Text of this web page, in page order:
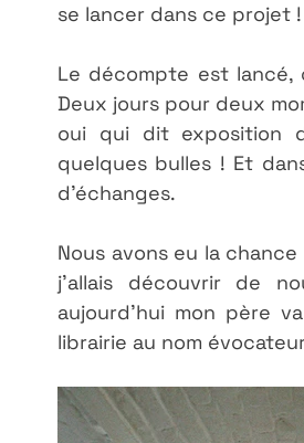
se lancer dans ce projet !
Le décompte est lancé,
Deux jours pour deux
oui qui dit exposition
quelques bulles ! Et
d'échanges.
Nous avons eu la
j'allais découvrir de
aujourd'hui mon père
librairie au nom